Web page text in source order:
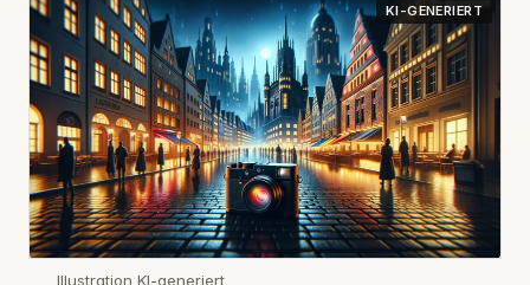
KI-GENERIERT
Illustration KI-generiert